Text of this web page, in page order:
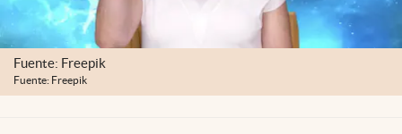
Fuente: Freepik
Fuente: Freepik